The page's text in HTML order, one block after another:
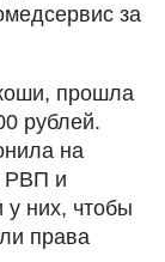
за
прошла
рублей.
на
РВП и
у них, чтобы
права